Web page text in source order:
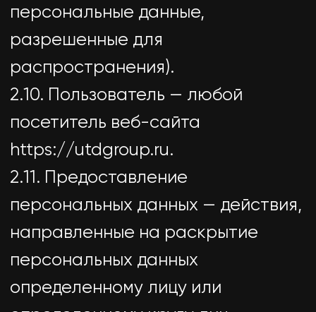
Оператора
— получать от субъекта
персональных данных
достоверные информацию и/или
персональные данные;
— в случае отзыва субъектом
персональных данных согласия на
обработку персональных данных,
а также, направления обращения
с требованием о прекращении
Оператор вправе продолжить
обработку персональных данных